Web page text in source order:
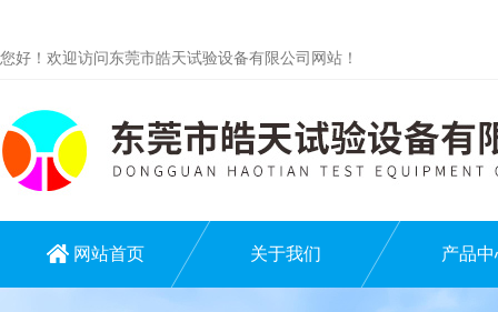
您好！欢迎访问东莞市皓天试验设备有限公司网站！
网站首页 关于我们 产品中